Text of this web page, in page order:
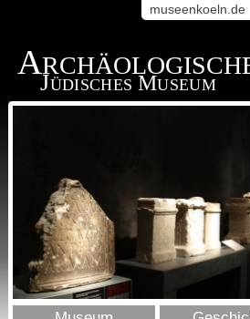
museenkoeln.de
A
JÜDISCHES MUSEUM